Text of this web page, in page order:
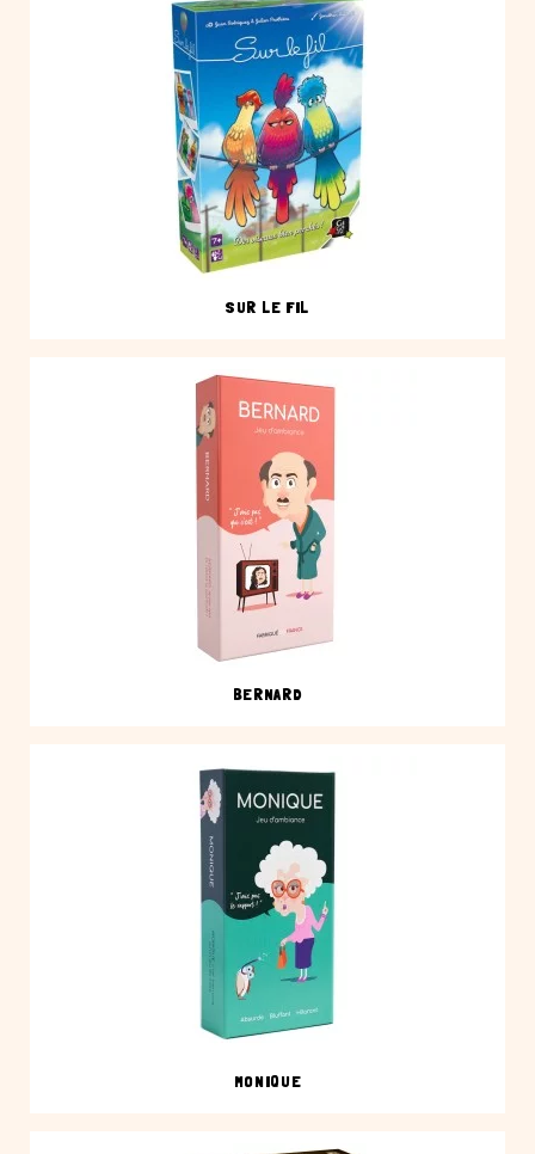
SUR LE FIL
BERNARD
MONIQUE